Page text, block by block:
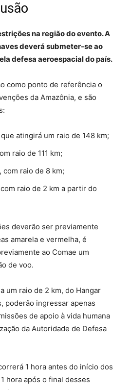
na região do evento. A
deverá submeter-se ao
defesa aeroespacial do país.
como ponto de referência o
da Amazônia, e são
atingirá um raio de 148 km;
raio de 111 km;
com raio de 8 km;
raio de 2 km a partir do
deverão ser previamente
amarela e vermelha, é
ao Comae um
de voo.
um raio de 2 km, do Hangar
poderão ingressar apenas
de apoio à vida humana
da Autoridade de Defesa
1 hora antes do início dos
hora após o final desses